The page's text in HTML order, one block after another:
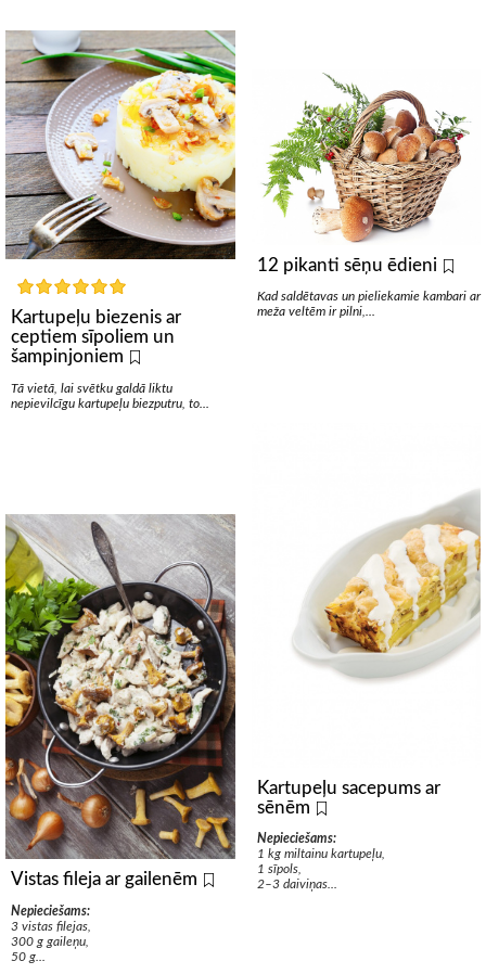
Kartupeļu biezenis ar
ceptiem sīpoliem un
šampinjoniem
Tā vietā, lai svētku galdā liktu
nepievilcīgu kartupeļu biezputru, to...
Vistas fileja ar gailenēm
Nepieciešams:
3 vistas filejas,
300 g gaileņu,
50 g...
12 pikanti sēņu ēdieni
Kad saldētavas un pieliekamie kambari ar
meža veltēm ir pilni,...
Kartupeļu sacepums ar
sēnēm
Nepieciešams:
1 kg miltainu kartupeļu,
1 sīpols,
2–3 daiviņas...